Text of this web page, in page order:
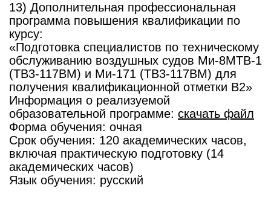
13) Дополнительная профессиональная
программа повышения квалификации по
курсу:
«Подготовка специалистов по техническому
обслуживанию воздушных судов Ми-8МТВ-1
(ТВ3-117ВМ) и Ми-171 (ТВ3-117ВМ) для
получения квалификационной отметки В2»
Информация о реализуемой
образовательной программе: скачать файл
Форма обучения: очная
Срок обучения: 120 академических часов,
включая практическую подготовку (14
академических часов)
Язык обучения: русский